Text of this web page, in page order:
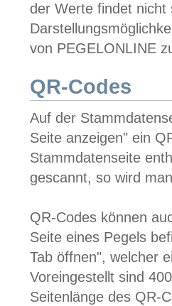
der Werte findet
von PEGELONLINE
QR-Codes
Auf der
Seite anzeigen" ein
Stammdatenseite
gescannt, so wird
QR-Codes können
Seite eines Pegels
Tab öffnen", welcher
Voreingestellt sind
Seitenlänge des QR-